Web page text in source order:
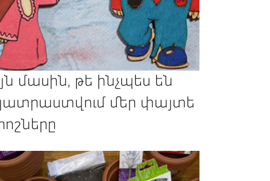
մասին, թե ինչպես են
մեր փայտե